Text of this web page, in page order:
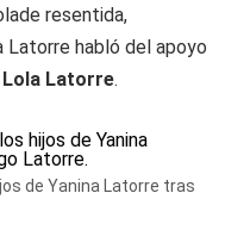
resentida,
Latorre habló del apoyo
Latorre.
de Yanina Latorre tras